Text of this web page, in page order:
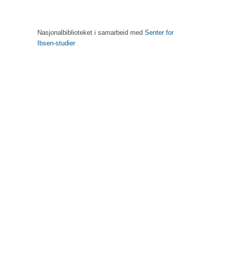
Nasjonalbiblioteket i samarbeid med Senter for
Ibsen-studier